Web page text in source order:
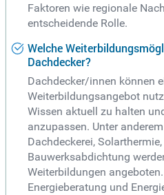
Faktoren wie regionale
entscheidende Rolle.
Welche
Dachdecker?
Dachdecker/innen können
Weiterbildungsangebot
Wissen aktuell zu halten
anzupassen. Unter
Dachdeckerei,
Bauwerksabdichtung
Weiterbildungen
Energieberatung und